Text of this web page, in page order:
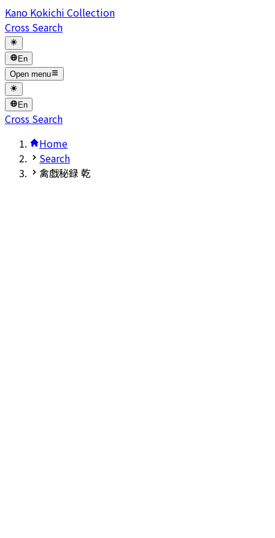
Kano Kokichi Collection
Cross Search
En
Open menu
En
Cross Search
Home
Search
禽戯秘録 乾